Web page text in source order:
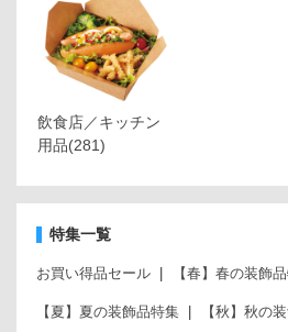
飲食店／キッチン
用品(281)
特集一覧
お買い得品セール 【春】春の装飾
【夏】夏の装飾品特集 【秋】秋の